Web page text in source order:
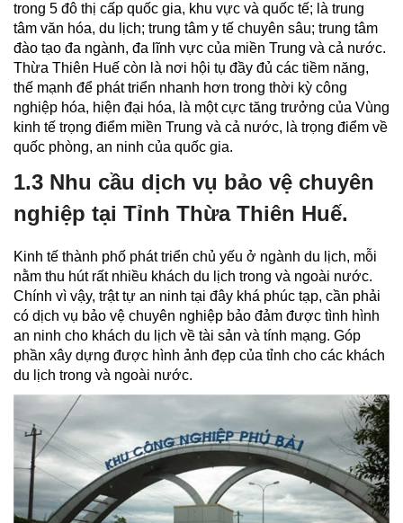
trong 5 đô thị cấp quốc gia, khu vực và quốc tế; là trung
tâm văn hóa, du lịch; trung tâm y tế chuyên sâu; trung tâm
đào tạo đa ngành, đa lĩnh vực của miền Trung và cả nước.
Thừa Thiên Huế còn là nơi hội tụ đầy đủ các tiềm năng,
thế mạnh để phát triển nhanh hơn trong thời kỳ công
nghiệp hóa, hiện đại hóa, là một cực tăng trưởng của Vùng
kinh tế trọng điểm miền Trung và cả nước, là trọng điểm về
quốc phòng, an ninh của quốc gia.
1.3 Nhu cầu dịch vụ bảo vệ chuyên
nghiệp tại Tỉnh Thừa Thiên Huế.
Kinh tế thành phố phát triển chủ yếu ở ngành du lịch, mỗi
nằm thu hút rất nhiều khách du lịch trong và ngoài nước.
Chính vì vậy, trật tự an ninh tại đây khá phúc tạp, cần phải
có dịch vụ bảo vệ chuyên nghiệp bảo đảm được tình hình
an ninh cho khách du lịch về tài sản và tính mạng. Góp
phần xây dựng được hình ảnh đẹp của tỉnh cho các khách
du lịch trong và ngoài nước.